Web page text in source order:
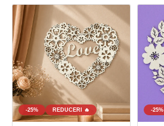
-25% REDUCERI 🔥 -25%